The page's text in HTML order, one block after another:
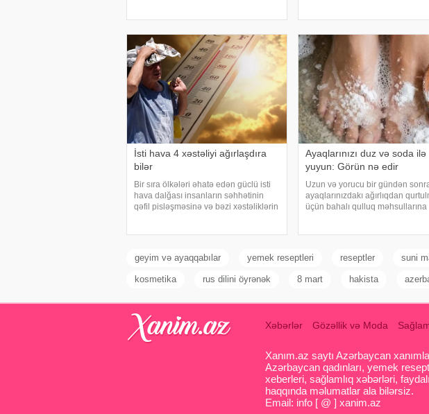
Endokrinologiy
hovuz kənarınd
İsti hava 4 xəstəliyi ağırlaşdıra
bilər
Bir sıra ölkələri əhatə edən güclü isti
hava dalğası insanların səhhətinin
qəfil pisləşməsinə və bəzi xəstəliklərin
Ayaqlarınızı duz və soda ilə
yuyun: Görün nə edir
Uzun və yorucu bir gündən
ayaqlarınızdakı ağırlıqdan
üçün bahalı qulluq məhsullarına
geyim və ayaqqabılar yemek reseptleri reseptler suni
kosmetika rus dilini öyrənək 8 mart hakista
Xəbərlər Gözəllik və Moda
Xanım.az saytı Azərbaycan
Azərbaycan qadınları, yemek
xeberleri, sağlamlıq xəbərləri,
haqqında məlumatlar ala bilərsiz.
Email: info [ @ ] xanim.az